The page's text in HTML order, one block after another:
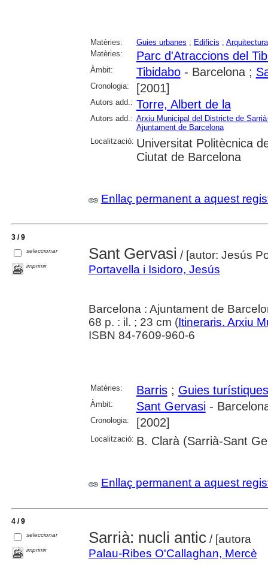
Matèries: Guies urbanes ; Edificis ; Arquitectura
Matèries:
Parc d'Atraccions del
Àmbit: Tibidabo- Barcelona ;
Cronologia: [2001]
Autors add.: Torre, Albert de la
Autors add.: Arxiu Municipal del Districte de
Ajuntament de Barcelona
Localització: Universitat Politècnica
Ciutat de Barcelona
Enllaç permanent a aquest
3 / 9
seleccionar
imprimir
Sant Gervasi / [autor: Jesús
Portavella i Isidoro, Jesús
Barcelona : Ajuntament de
68 p. : il. ; 23 cm (Itineraris. Arxiu
ISBN 84-7609-960-6
Matèries: Barris; Guies turístiques
Àmbit: Sant Gervasi-
Cronologia: [2002]
Localització: B. Clarà (Sarrià-Sant
Enllaç permanent a aquest
4 / 9
seleccionar
imprimir
Sarrià: nucli antic/ [autora
Palau-Ribes O'Callaghan, Mercè